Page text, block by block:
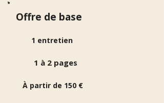
Offre de base
1 entretien
1 à 2 pages
À partir de 150 €